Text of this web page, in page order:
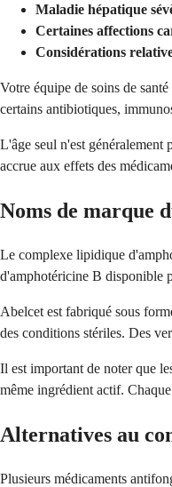
Maladie hépatique
Certaines affections
Considérations
Votre équipe de soins de
certains antibiotiques,
L'âge seul n'est généralement
accrue aux effets des
Noms de marque
Le complexe lipidique
d'amphotéricine B disponible
Abelcet est fabriqué sous
des conditions stériles. Des
Il est important de noter que
même ingrédient actif.
Alternatives au
Plusieurs médicaments